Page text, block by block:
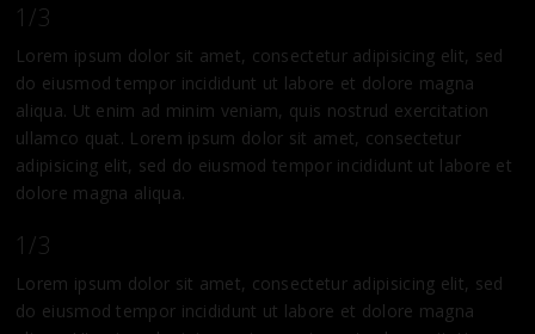
1/3
Lorem ipsum dolor sit amet, consectetur adipisicing elit, sed
do eiusmod tempor incididunt ut labore et dolore magna
aliqua. Ut enim ad minim veniam, quis nostrud exercitation
ullamco quat. Lorem ipsum dolor sit amet, consectetur
adipisicing elit, sed do eiusmod tempor incididunt ut labore et
dolore magna aliqua.
1/3
Lorem ipsum dolor sit amet, consectetur adipisicing elit, sed
do eiusmod tempor incididunt ut labore et dolore magna